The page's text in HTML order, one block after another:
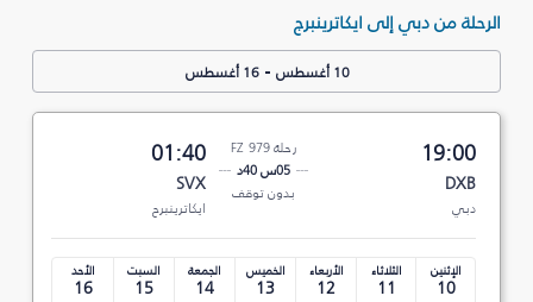
الرحلة من دبي إلى ايكاترينبرج
10 أغسطس -16 أغسطس
19:00
DXB
دبي
رحلة FZ 979
05س 40د
بدون توقف
01:40
SVX
ايكاترينبرج
الإثنين
10
الثلاثاء
11
الأربعاء
12
الخميس
13
الجمعة
14
السبت
15
الأحد
16